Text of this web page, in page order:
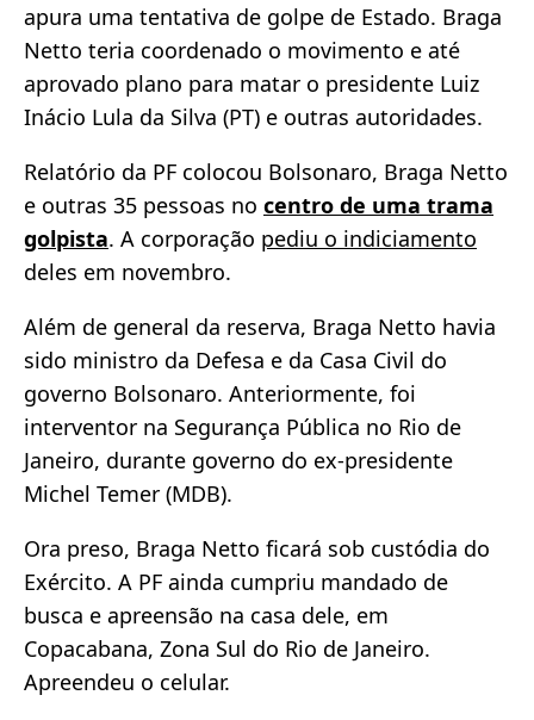
apura uma tentativa de golpe de Estado. Braga
Netto teria coordenado o movimento e até
aprovado plano para matar o presidente Luiz
Inácio Lula da Silva (PT) e outras autoridades.
Relatório da PF colocou Bolsonaro, Braga Netto
e outras 35 pessoas no centro de uma trama
golpista. A corporação pediu o indiciamento
deles em novembro.
Além de general da reserva, Braga Netto havia
sido ministro da Defesa e da Casa Civil do
governo Bolsonaro. Anteriormente, foi
interventor na Segurança Pública no Rio de
Janeiro, durante governo do ex-presidente
Michel Temer (MDB).
Ora preso, Braga Netto ficará sob custódia do
Exército. A PF ainda cumpriu mandado de
busca e apreensão na casa dele, em
Copacabana, Zona Sul do Rio de Janeiro.
Apreendeu o celular.